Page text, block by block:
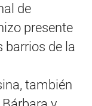
de
presente
barrios de la
también